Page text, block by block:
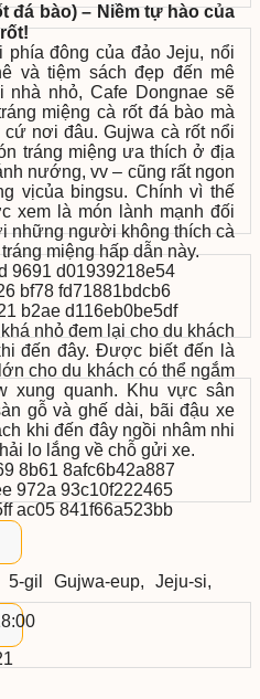
đá bào) – Niềm tự hào của
đông của đảo Jeju, nổi
và tiệm sách đẹp đến mê
nhà nhỏ, Cafe Dongnae sẽ
miệng cà rốt đá bào mà
nơi đâu. Gujwa cà rốt nổi
tráng miệng ưa thích ở địa
nướng, vv – cũng rất ngon
vịcủa bingsu. Chính vì thế
xem là món lành mạnh đối
những người không thích cà
miệng hấp dẫn này.
nhỏ đem lại cho du khách
đến đây. Được biết đến là
cho du khách có thể ngắm
xung quanh. Khu vực sân
gỗ và ghế dài, bãi đậu xe
khi đến đây ngồi nhâm nhi
lo lắng về chỗ gửi xe.
gil Gujwa-eup, Jeju-si,